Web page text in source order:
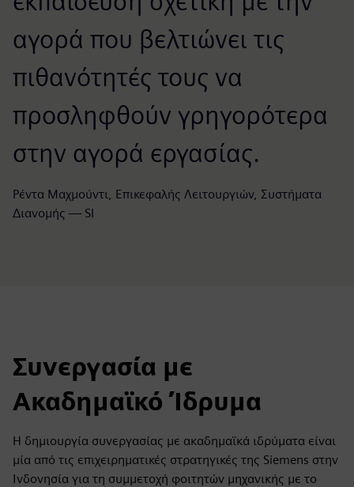
αγορά που βελτιώνει τις
πιθανότητές τους να
προσληφθούν γρηγορότερα
στην αγορά εργασίας.
Ρέντα Μαχμούντι, Επικεφαλής Λειτουργιών, Συστήματα
Διανομής — SI
Συνεργασία με
Ακαδημαϊκό Ίδρυμα
Η δημιουργία συνεργασίας με ακαδημαϊκά ιδρύματα είναι
μία από τις επιχειρηματικές στρατηγικές της Siemens στην
Ινδονησία για τη συμμετοχή φοιτητών μηχανικής με το